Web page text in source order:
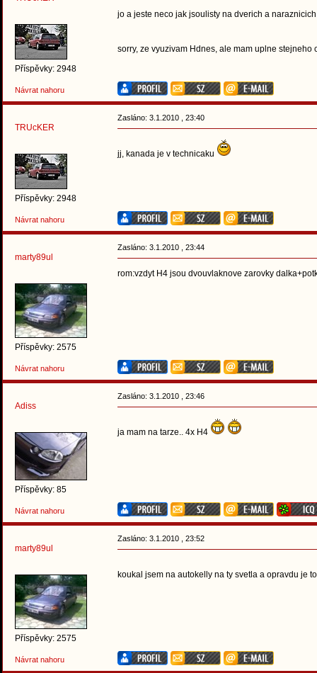
Příspěvky: 2948
jo a jeste neco jak jsoulisty na dverich a
sorry, ze vyuzivam Hdnes, ale mam uplne
Návrat nahoru
TRUcKER
Příspěvky: 2948
Zasláno: 3.1.2010 , 23:40
jj, kanada je v technicaku
Návrat nahoru
marty89ul
Příspěvky: 2575
Zasláno: 3.1.2010 , 23:44
rom:vzdyt H4 jsou dvouvlaknove zarovky
Návrat nahoru
Adiss
Příspěvky: 85
Zasláno: 3.1.2010 , 23:46
ja mam na tarze.. 4x H4
Návrat nahoru
marty89ul
Příspěvky: 2575
Zasláno: 3.1.2010 , 23:52
koukal jsem na autokelly na ty svetla a opravdu je
Návrat nahoru